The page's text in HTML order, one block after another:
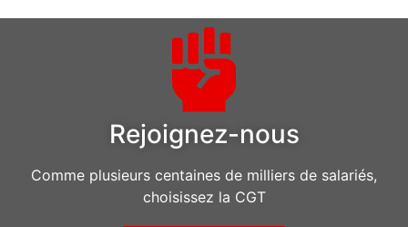
Rejoignez-nous
Comme plusieurs centaines de milliers de salariés,
choisissez la CGT